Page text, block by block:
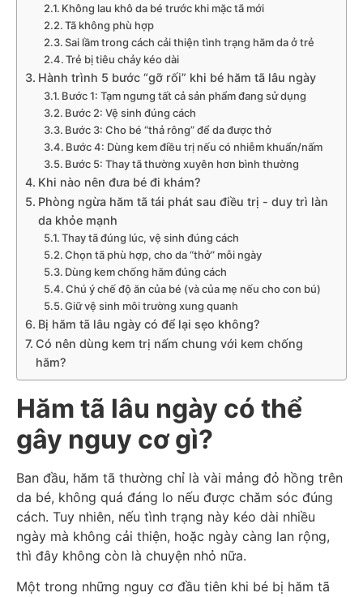
Không lau khô da bé trước khi mặc tã mới
Tã không phù hợp
Sai lầm trong cách cải thiện tình trạng hăm da ở trẻ
Trẻ bị tiêu chảy kéo dài
Hành trình 5 bước “gỡ rối” khi bé hăm tã lâu ngày
Bước 1: Tạm ngưng tất cả sản phẩm đang sử dụng
Bước 2: Vệ sinh đúng cách
Bước 3: Cho bé “thả rông” để da được thở
Bước 4: Dùng kem điều trị nếu có nhiễm khuẩn/nấm
Bước 5: Thay tã thường xuyên hơn bình thường
Khi nào nên đưa bé đi khám?
Phòng ngừa hăm tã tái phát sau điều trị - duy trì làn
da khỏe mạnh
Thay tã đúng lúc, vệ sinh đúng cách
Chọn tã phù hợp, cho da “thở” mỗi ngày
Dùng kem chống hăm đúng cách
Chú ý chế độ ăn của bé (và của mẹ nếu cho con bú)
Giữ vệ sinh môi trường xung quanh
Bị hăm tã lâu ngày có để lại sẹo không?
Có nên dùng kem trị nấm chung với kem chống
hăm?
Hăm tã lâu ngày có thể
gây nguy cơ gì?
Ban đầu, hăm tã thường chỉ là vài mảng đỏ hồng trên
da bé, không quá đáng lo nếu được chăm sóc đúng
cách. Tuy nhiên, nếu tình trạng này kéo dài nhiều
ngày mà không cải thiện, hoặc ngày càng lan rộng,
thì đây không còn là chuyện nhỏ nữa.
Một trong những nguy cơ đầu tiên khi bé bị hăm tã